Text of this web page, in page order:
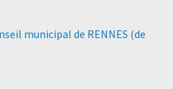
municipal de RENNES (de